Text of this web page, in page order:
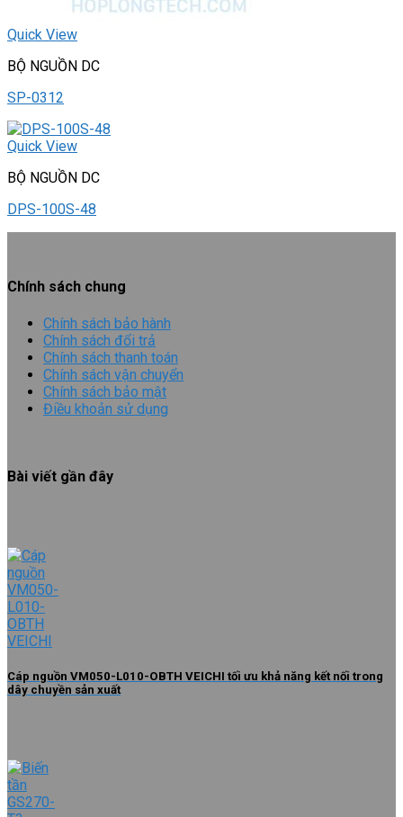
Quick View
BỘ NGUỒN DC
SP-0312
Quick View
BỘ NGUỒN DC
DPS-100S-48
Chính sách chung
Chính sách bảo hành
Chính sách đổi trả
Chính sách thanh toán
Chính sách vận chuyển
Chính sách bảo mật
Điều khoản sử dụng
Bài viết gần đây
Cáp nguồn VM050-L010-OBTH VEICHI tối ưu khả năng kết nối trong
dây chuyền sản xuất